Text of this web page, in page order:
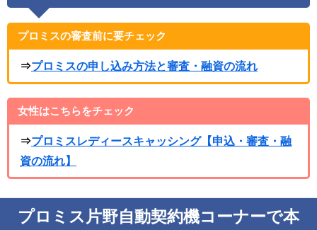
プロミスの審査前に要チェック
⇒プロミスの申し込み方法と審査・融資の流れ
女性はこちらをチェック
⇒プロミスレディースキャッシング【申込・審査・融
資の流れ】
プロミス片野自動契約機コーナーで本